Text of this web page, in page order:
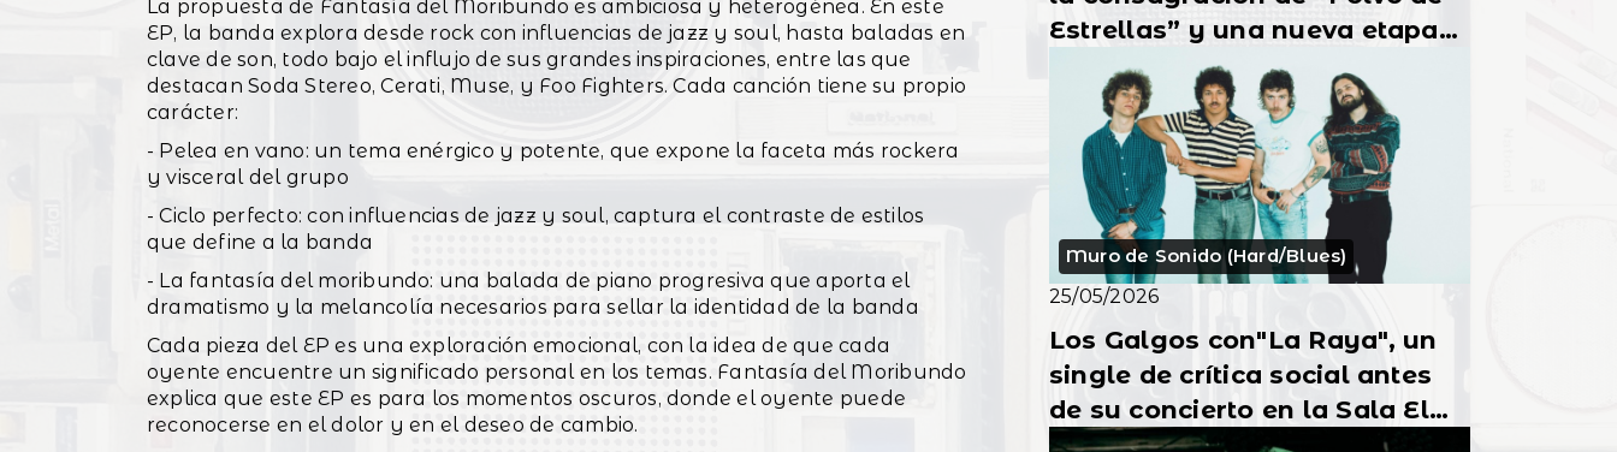
La propuesta de Fantasía del Moribundo es ambiciosa y heterogénea. En este
EP, la banda explora desde rock con influencias de jazz y soul, hasta baladas en
clave de son, todo bajo el influjo de sus grandes inspiraciones, entre las que
destacan Soda Stereo, Cerati, Muse, y Foo Fighters. Cada canción tiene su propio
carácter:
- Pelea en vano: un tema enérgico y potente, que expone la faceta más rockera
y visceral del grupo
- Ciclo perfecto: con influencias de jazz y soul, captura el contraste de estilos
que define a la banda
- La fantasía del moribundo: una balada de piano progresiva que aporta el
dramatismo y la melancolía necesarios para sellar la identidad de la banda
Cada pieza del EP es una exploración emocional, con la idea de que cada
oyente encuentre un significado personal en los temas. Fantasía del Moribundo
explica que este EP es para los momentos oscuros, donde el oyente puede
reconocerse en el dolor y en el deseo de cambio.
Estrellas” y una nueva etapa
para la banda
Muro de Sonido (Hard/Blues)
25/05/2026
Los Galgos con"La Raya", un
single de crítica social antes
de su concierto en la Sala El
Sol